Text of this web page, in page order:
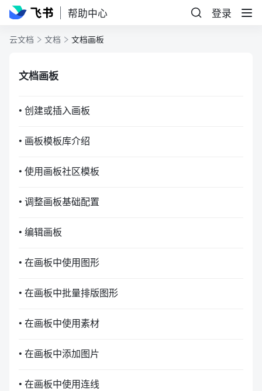
帮助中心 登录
云文档 文档 文档画板
文档画板
• 创建或插入画板
• 画板模板库介绍
• 使用画板社区模板
• 调整画板基础配置
• 编辑画板
• 在画板中使用图形
• 在画板中批量排版图形
• 在画板中使用素材
• 在画板中添加图片
• 在画板中使用连线